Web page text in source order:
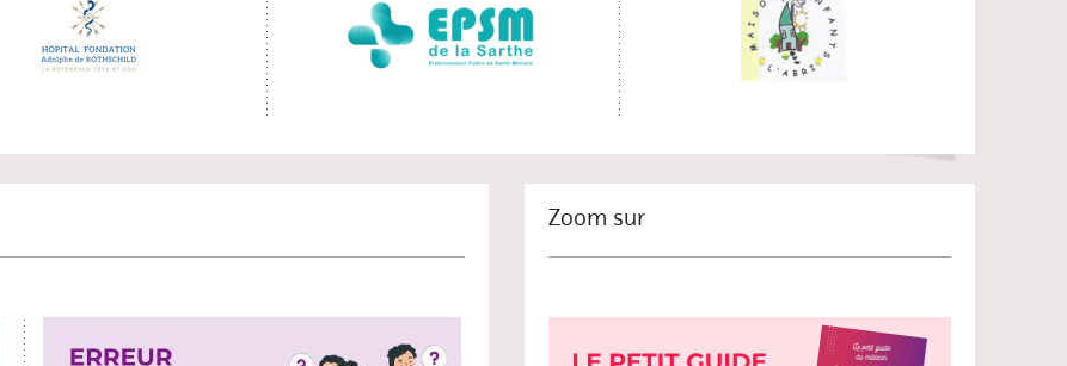
Zoom sur